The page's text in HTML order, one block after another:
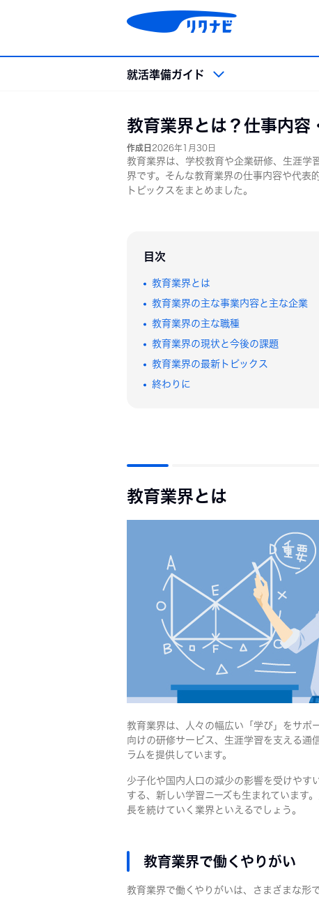
就活準備ガイド
就活準備
就活準備 業界研
基礎知識
面接準備
体験談
Q&A
教育業界とは？仕事内容
作成日 2026年1月30日
教育業界は、学校教育や企業研修、生涯学
界です。そんな教育業界の仕事内容や代表
トピックスをまとめました。
目次
教育業界とは
教育業界の主な事業内容と主な企業
教育業界の主な職種
教育業界の現状と今後の課題
教育業界の最新トピックス
終わりに
教育業界とは
教育業界は、人々の幅広い「学び」をサポ
向けの研修サービス、生涯学習を支える通
ラムを提供しています。
少子化や国内人口の減少の影響を受けやす
する、新しい学習ニーズも生まれています
長を続けていく業界といえるでしょう。
教育業界で働くやりがい
教育業界で働くやりがいは、さまざまな形